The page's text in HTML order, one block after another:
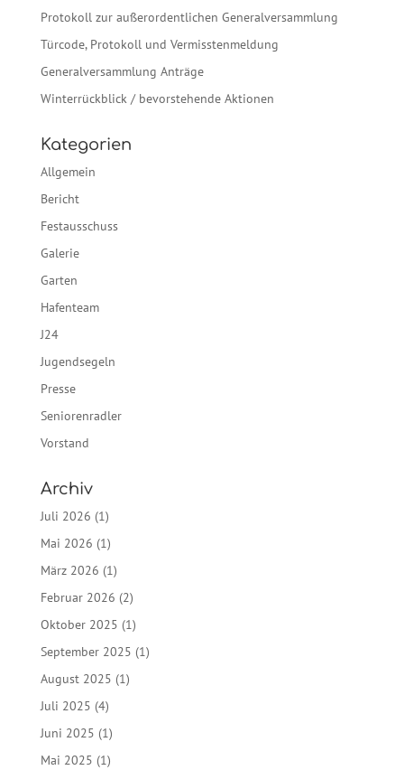
Protokoll zur außerordentlichen Generalversammlung
Türcode, Protokoll und Vermisstenmeldung
Generalversammlung Anträge
Winterrückblick / bevorstehende Aktionen
Kategorien
Allgemein
Bericht
Festausschuss
Galerie
Garten
Hafenteam
J24
Jugendsegeln
Presse
Seniorenradler
Vorstand
Archiv
Juli 2026 (1)
Mai 2026 (1)
März 2026 (1)
Februar 2026 (2)
Oktober 2025 (1)
September 2025 (1)
August 2025 (1)
Juli 2025 (4)
Juni 2025 (1)
Mai 2025 (1)